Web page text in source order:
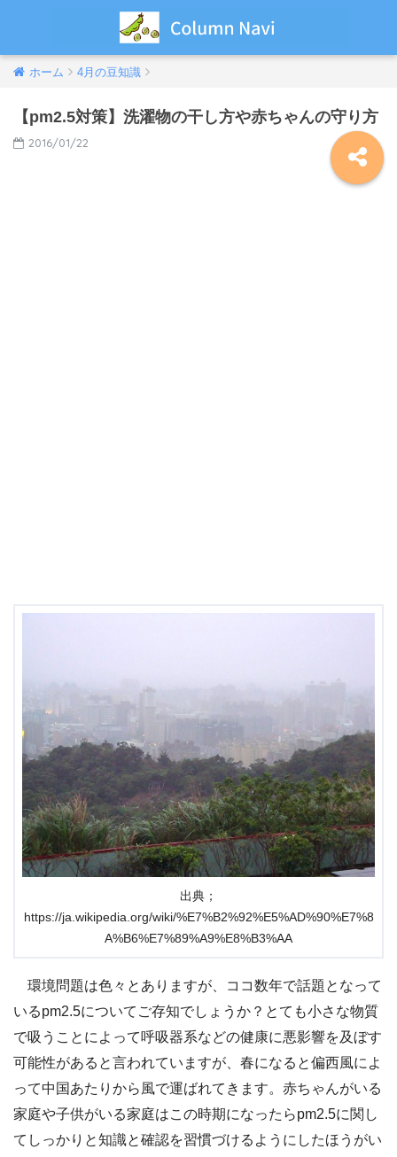
ホーム 4月の豆知識
【pm2.5対策】洗濯物の干し方や赤ちゃんの守り方
2016/01/22
出典；
https://ja.wikipedia.org/wiki/%E7%B2%92%E5%AD%90%E7%8
A%B6%E7%89%A9%E8%B3%AA
環境問題は色々とありますが、ココ数年で話題となって
いるpm2.5についてご存知でしょうか？とても小さな物質
で吸うことによって呼吸器系などの健康に悪影響を及ぼす
可能性があると言われていますが、春になると偏西風によ
って中国あたりから風で運ばれてきます。赤ちゃんがいる
家庭や子供がいる家庭はこの時期になったらpm2.5に関し
てしっかりと知識と確認を習慣づけるようにしたほうがい